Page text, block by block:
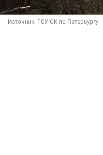
Источник: ГСУ СК по Петербургу